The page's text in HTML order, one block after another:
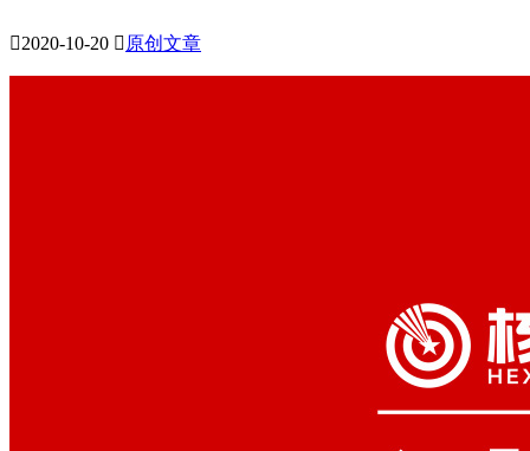
2020-10-20  原创文章